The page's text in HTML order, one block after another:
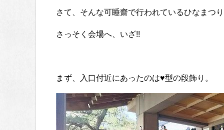
さて、そんな可睡齋で行われているひなまつ
さっそく会場へ、いざ!!
まず、入口付近にあったのは♥型の段飾り。